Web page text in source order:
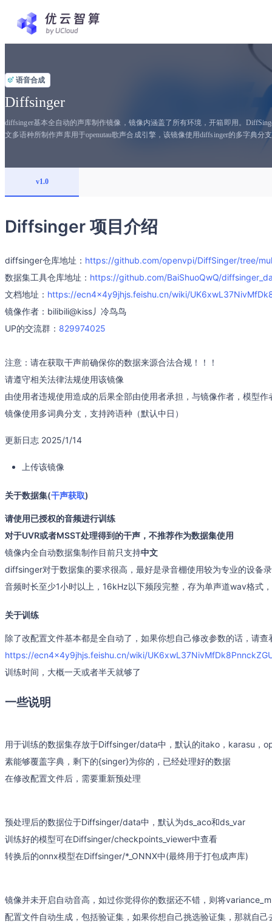
语音合成
Diffsinger
diffsinger基本全自动的声库制作镜像，镜像内涵盖了所有环境，开箱即用。
文多语种所制作声库用于openutau歌声合成引擎，该镜像使用diffsinger的多字典
v1.0
Diffsinger 项目介绍
diffsinger仓库地址： https://github.com/openvpi/DiffSinger/tree/
数据集工具仓库地址： https://github.com/BaiShuoQwQ/
文档地址： https://ecn4x4y9jhjs.feishu.cn/wiki/
镜像作者：bilibili@kiss丿冷鸟鸟
UP的交流群： 829974025
注意：请在获取干声前确保你的数据来源合法合规！！！
请遵守相关法律法规使用该镜像
由使用者违规使用造成的后果全部由使用者承担，与镜像作者，模型
镜像使用多词典分支，支持跨语种（默认中日）
更新日志 2025/1/14
上传该镜像
关于数据集(干声获取)
请使用已授权的音频进行训练
对于UVR或者MSST处理得到的干声，不推荐作为数据集使用
镜像内全自动数据集制作目前只支持中文
diffsinger对于数据集的要求很高，最好是录音棚使用较为专业的设备
音频时长至少1小时以上，16kHz以下频段完整，存为单声道wav格式
关于训练
除了改配置文件基本都是全自动了，如果你想自己修改参数的话，请查
https://ecn4x4y9jhjs.feishu.cn/wiki/
训练时间，大概一天或者半天就够了
一些说明
用于训练的数据集存放于Diffsinger/data中，默认的itako，karasu，
素能够覆盖字典，剩下的{singer}为你的，已经处理好的数据
在修改配置文件后，需要重新预处理
预处理后的数据位于Diffsinger/data中，默认为ds_aco和ds_var
训练好的模型可在Diffsinger/checkpoints_viewer中查看
转换后的onnx模型在Diffsinger/*_ONNX中(最终用于打包成声库)
镜像并未开启自动音高，如过你觉得你的数据还不错，则将
配置文件自动生成，包括验证集，如果你想自己挑选验证集，那就自己